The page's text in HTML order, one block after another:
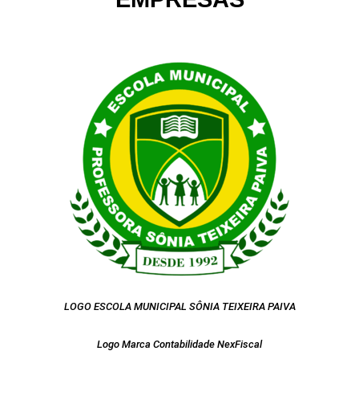
LOGO ESCOLA MUNICIPAL SÔNIA TEIXEIRA PAIVA
Logo Marca Contabilidade NexFiscal